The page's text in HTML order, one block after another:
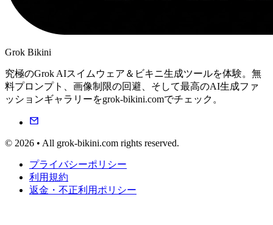
Grok Bikini
究極のGrok AIスイムウェア＆ビキニ生成ツールを体験。無
料プロンプト、画像制限の回避、そして最高のAI生成ファ
ッションギャラリーをgrok-bikini.comでチェック。
© 2026 • All grok-bikini.com rights reserved.
プライバシーポリシー
利用規約
返金・不正利用ポリシー